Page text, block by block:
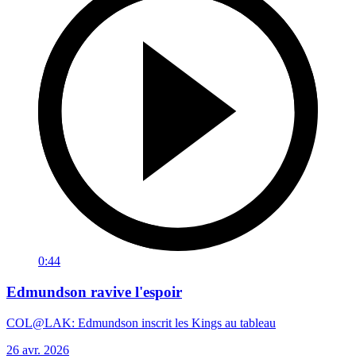
0:44
Edmundson ravive l'espoir
COL@LAK: Edmundson inscrit les Kings au tableau
26 avr. 2026